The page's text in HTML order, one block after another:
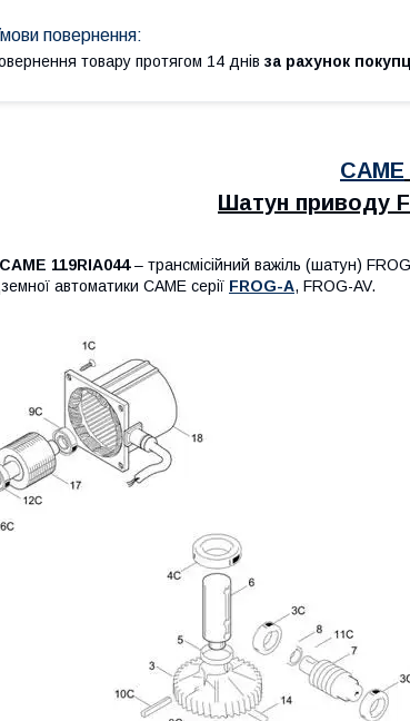
товару протягом 14 днів за рахунок
CAME
Шатун приводу
CAME 119RIA044– трансмісійний важіль (шатун)
автоматики CAME серії FROG-A, FROG-AV.